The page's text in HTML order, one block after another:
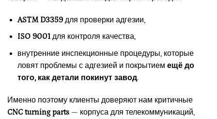
ASTM D3359для проверки адгезии,
ISO 9001для контроля качества,
внутренние инспекционные процедуры, которые
ловят проблемы с адгезией и покрытием ещё до
того, как детали покинут завод.
Именно поэтому клиенты доверяют нам критичные
CNC turning parts — корпуса для телекоммуникаций,